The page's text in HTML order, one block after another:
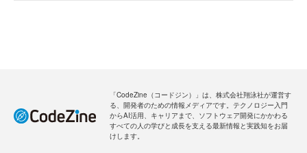
「CodeZine（コードジン）」は、株式会社翔泳社が運営す
る、開発者のための情報メディアです。テクノロジー入門
からAI活用、キャリアまで、ソフトウェア開発にかかわる
すべての人の学びと成長を支える最新情報と実践知をお届
けします。